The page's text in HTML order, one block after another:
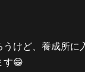
けど、養成所
す😁